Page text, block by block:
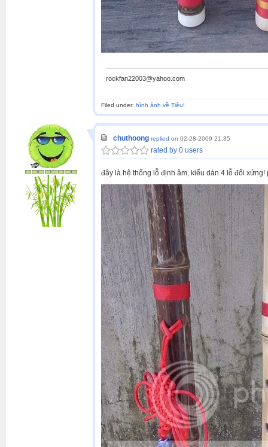
rockfan22003@yahoo.com
Filed under: hình ảnh về Tiêu!
chuthoong replied on 02-28-2009 21:35
rated by 0 users
đây là hệ thống lỗ định âm, kiểu dàn 4 lỗ đối xứng!